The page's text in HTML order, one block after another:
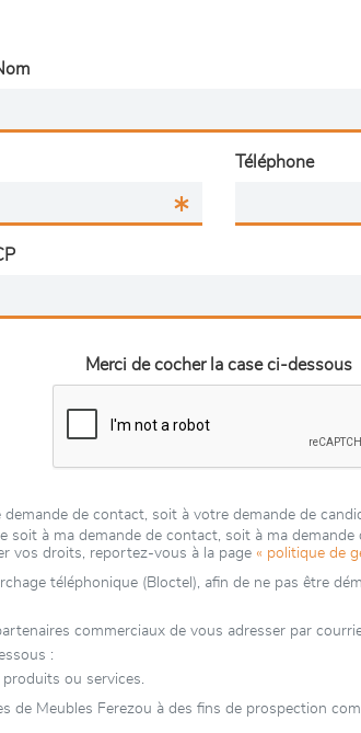
Téléphone
Merci de cocher la case ci-dessous
de contact, soit à votre demande de
soit à ma demande de contact, soit à ma
vos droits, reportez-vous à la page « politique de
téléphonique (Bloctel), afin de ne pas être
commerciaux de vous adresser par
:
produits ou services.
de Meubles Ferezou à des fins de prospection